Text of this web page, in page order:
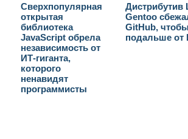
Сверхпопулярная
открытая
библиотека
JavaScript обрела
независимость от
ИТ-гиганта,
которого
ненавидят
программисты
Дистрибутив
Gentoo
GitHub,
подальше от